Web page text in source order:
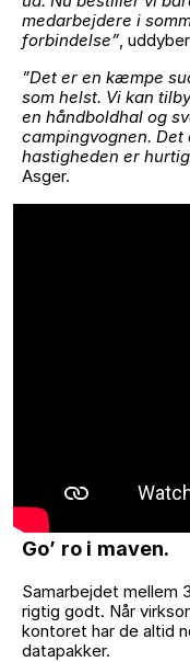
medarbejdere i
forbindelse” ,
”Det er en kæmpe
som helst. Vi kan
en håndboldhal og
campingvognen.
hastigheden er
Asger.
Go’ ro i maven.
Samarbejdet mellem
rigtig godt. Når
kontoret har de altid
datapakker.